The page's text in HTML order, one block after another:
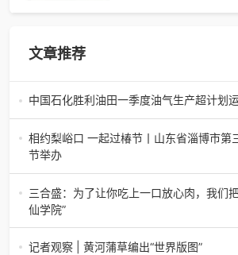
文章推荐
中国石化胜利油田一季度油气生产超计划
中国石化胜利油田一季度油气生产超计划
南电（记者 瑞夫 胜宣）2026年一季度，
生产原油585.86万吨，天
相约梨峪口 一起过椿节丨山东省淄博市第
节举办
相约梨峪口 一起过椿节丨山东省淄博市第
节举办济南电（记者 瑞夫）4月18日，山
香椿文化旅游节暨党建
三合盛：为了让你吃上一口放心肉，我们
仙学院”
三合盛：为了让你吃上一口放心肉，我们
仙学院”很多人问我，现在的生鲜赛道已经
记者观察 | 黄河蒲草编出“世界版图”